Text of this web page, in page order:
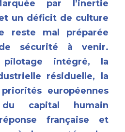
par l’inertie
un déficit de culture
reste mal préparée
sécurité à venir.
pilotage intégré, la
résiduelle, la
européennes
capital humain
française et